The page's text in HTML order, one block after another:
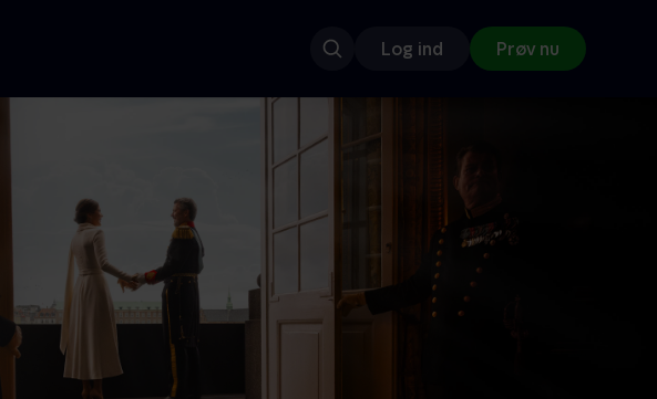
Log ind Prøv nu